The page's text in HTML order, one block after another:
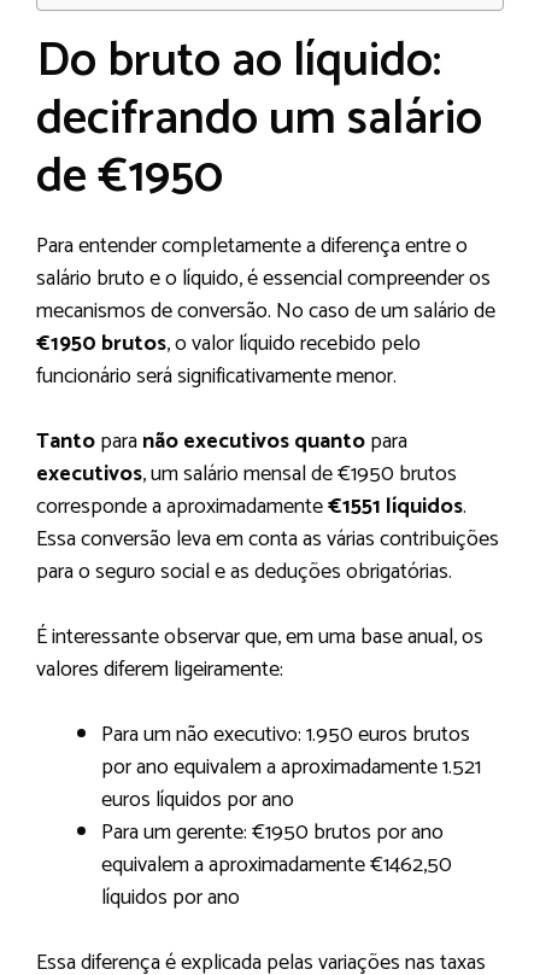
Do bruto ao líquido:
decifrando um salário
de €1950
Para entender completamente a diferença entre o
salário bruto e o líquido, é essencial compreender os
mecanismos de conversão. No caso de um salário de
€1950 brutos, o valor líquido recebido pelo
funcionário será significativamente menor.
Tantoparanão executivos quantopara
executivos, um salário mensal de €1950 brutos
corresponde a aproximadamente€1551 líquidos.
Essa conversão leva em conta as várias contribuições
para o seguro social e as deduções obrigatórias.
É interessante observar que, em uma base anual, os
valores diferem ligeiramente:
Para um não executivo: 1.950 euros brutos
por ano equivalem a aproximadamente 1.521
euros líquidos por ano
Para um gerente: €1950 brutos por ano
equivalem a aproximadamente €1462,50
líquidos por ano
Essa diferença é explicada pelas variações nas taxas